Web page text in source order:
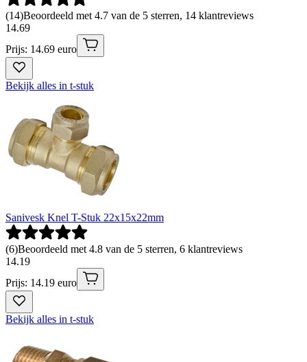
(14)Beoordeeld met 4.7 van de 5 sterren, 14 klantreviews
14.69
Prijs: 14.69 euro
Bekijk alles in t-stuk
Sanivesk Knel T-Stuk 22x15x22mm
(6)Beoordeeld met 4.8 van de 5 sterren, 6 klantreviews
14.19
Prijs: 14.19 euro
Bekijk alles in t-stuk